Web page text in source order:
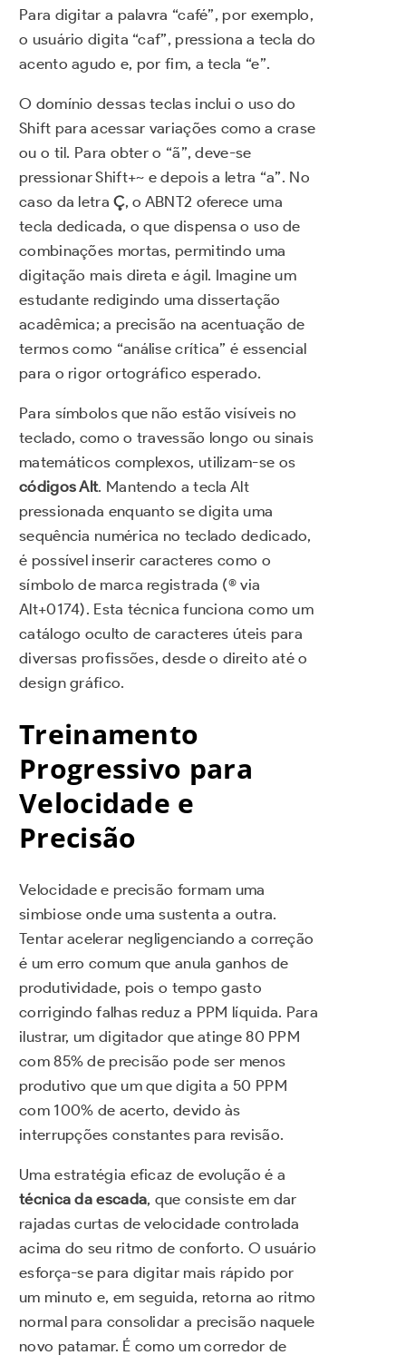
Para digitar a palavra “café”, por exemplo,
o usuário digita “caf”, pressiona a tecla do
acento agudo e, por fim, a tecla “e”.
O domínio dessas teclas inclui o uso do
Shift para acessar variações como a crase
ou o til. Para obter o “ã”, deve-se
pressionar Shift+~ e depois a letra “a”. No
caso da letraÇ, o ABNT2 oferece uma
tecla dedicada, o que dispensa o uso de
combinações mortas, permitindo uma
digitação mais direta e ágil. Imagine um
estudante redigindo uma dissertação
acadêmica; a precisão na acentuação de
termos como “análise crítica” é essencial
para o rigor ortográfico esperado.
Para símbolos que não estão visíveis no
teclado, como o travessão longo ou sinais
matemáticos complexos, utilizam-se os
códigos Alt. Mantendo a tecla Alt
pressionada enquanto se digita uma
sequência numérica no teclado dedicado,
é possível inserir caracteres como o
símbolo de marca registrada (® via
Alt+0174). Esta técnica funciona como um
catálogo oculto de caracteres úteis para
diversas profissões, desde o direito até o
design gráfico.
Treinamento
Progressivo para
Velocidade e
Precisão
Velocidade e precisão formam uma
simbiose onde uma sustenta a outra.
Tentar acelerar negligenciando a correção
é um erro comum que anula ganhos de
produtividade, pois o tempo gasto
corrigindo falhas reduz a PPM líquida. Para
ilustrar, um digitador que atinge 80 PPM
com 85% de precisão pode ser menos
produtivo que um que digita a 50 PPM
com 100% de acerto, devido às
interrupções constantes para revisão.
Uma estratégia eficaz de evolução é a
técnica da escada, que consiste em dar
rajadas curtas de velocidade controlada
acima do seu ritmo de conforto. O usuário
esforça-se para digitar mais rápido por
um minuto e, em seguida, retorna ao ritmo
normal para consolidar a precisão naquele
novo patamar. É como um corredor de